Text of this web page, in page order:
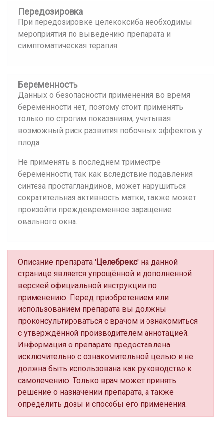
Передозировка
При передозировке целекоксиба необходимы
мероприятия по выведению препарата и
симптоматическая терапия.
Беременность
Данных о безопасности применения во время
беременности нет, поэтому стоит применять
только по строгим показаниям, учитывая
возможный риск развития побочных эффектов у
плода.
Не применять в последнем триместре
беременности, так как вследствие подавления
синтеза простагландинов, может нарушиться
сократительная активность матки, также может
произойти преждевременное заращение
овального окна.
Описание препарата 'Целебрекс' на данной
странице является упрощённой и дополненной
версией официальной инструкции по
применению. Перед приобретением или
использованием препарата вы должны
проконсультироваться с врачом и ознакомиться
с утверждённой производителем аннотацией.
Информация о препарате предоставлена
исключительно с ознакомительной целью и не
должна быть использована как руководство к
самолечению. Только врач может принять
решение о назначении препарата, а также
определить дозы и способы его применения.